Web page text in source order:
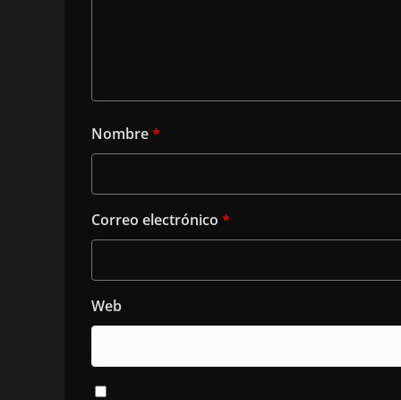
Nombre*
Correo electrónico *
Web